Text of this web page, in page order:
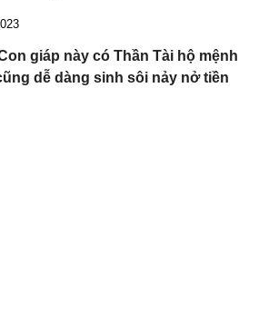
giáp này có Thần Tài hộ mệnh
dễ dàng sinh sôi nảy nở tiền